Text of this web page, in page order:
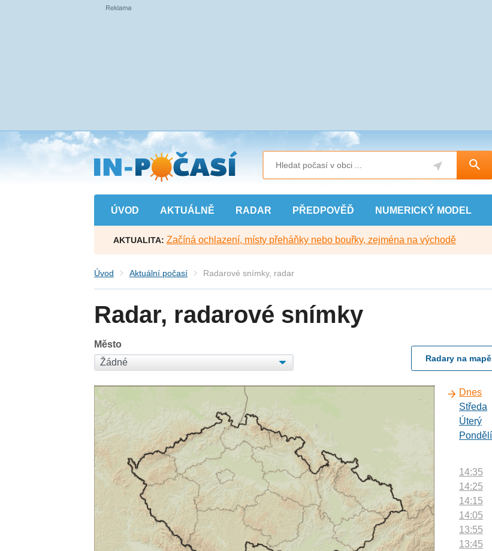
Přejít
na
hlavní
obsah
ÚVOD AKTUÁLNĚ RADAR PŘEDPOVĚĎ NUMERICKÝ MODEL
AKTUALITA: Začíná ochlazení, místy přeháňky nebo bouřky, zejména na východě
Úvod Aktuální počasí Radarové snímky, radar
Radar, radarové snímky
Město
Radary na mapě
Dnes
Středa
Úterý
Pondělí
14:35
14:25
14:15
14:05
13:55
13:45